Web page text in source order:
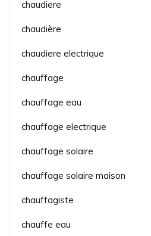
chaudiere
chaudière
chaudiere electrique
chauffage
chauffage eau
chauffage electrique
chauffage solaire
chauffage solaire maison
chauffagiste
chauffe eau